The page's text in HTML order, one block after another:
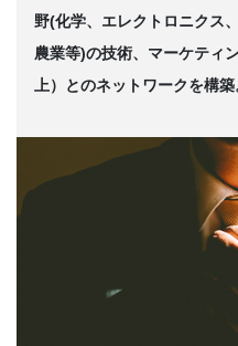
野(化学、エレクトロニクス
農業等)の技術、マーケティ
上）とのネットワークを構築